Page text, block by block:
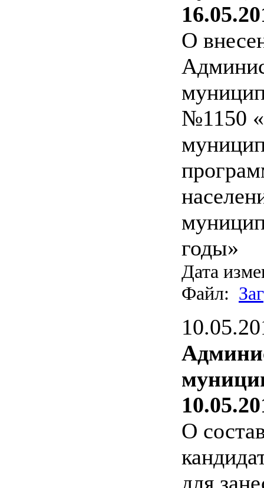
О
№1150
годы»
Дата
Файл:
О
для